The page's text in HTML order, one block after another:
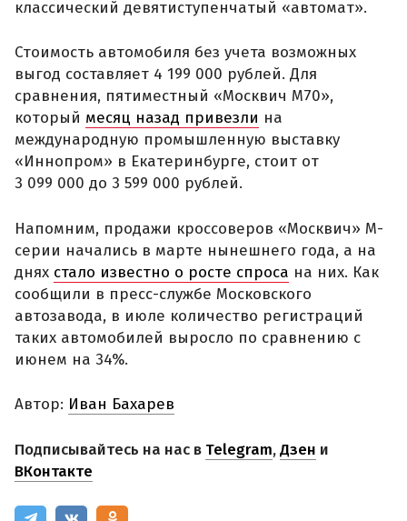
классический девятиступенчатый «автомат».
Стоимость автомобиля без учета возможных
выгод составляет 4 199 000 рублей. Для
сравнения, пятиместный «Москвич М70»,
который месяц назад привезли на
международную промышленную выставку
«Иннопром» в Екатеринбурге, стоит от
3 099 000 до 3 599 000 рублей.
Напомним, продажи кроссоверов «Москвич» М-
серии начались в марте нынешнего года, а на
днях стало известно о росте спроса на них. Как
сообщили в пресс-службе Московского
автозавода, в июле количество регистраций
таких автомобилей выросло по сравнению с
июнем на 34%.
Автор: Иван Бахарев
Подписывайтесь на нас в Telegram,Дзен и
ВКонтакте